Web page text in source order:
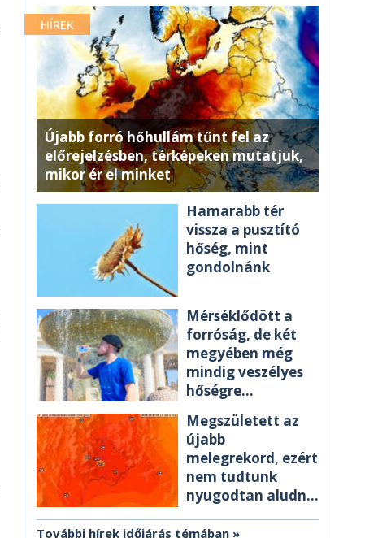
HÍREK
Újabb forró hőhullám tűnt fel az
előrejelzésben, térképeken mutatjuk,
mikor ér el minket
Hamarabb tér
vissza a pusztító
hőség, mint
gondolnánk
Mérséklődött a
forróság, de két
megyében még
mindig veszélyes
hőségre
Megszületett az
újabb
melegrekord, ezért
nem tudtunk
nyugodtan aludni
További hírek időjárás témában